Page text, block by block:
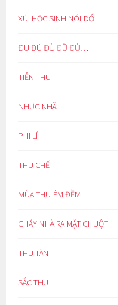
XÚI HỌC SINH NÓI DỐI
ĐU ĐÚ ĐÙ ĐŨ ĐỦ…
TIỄN THU
NHỤC NHÃ
PHI LÍ
THU CHẾT
MÙA THU ÊM ĐỀM
CHÁY NHÀ RA MẶT CHUỘT
THU TÀN
SẮC THU